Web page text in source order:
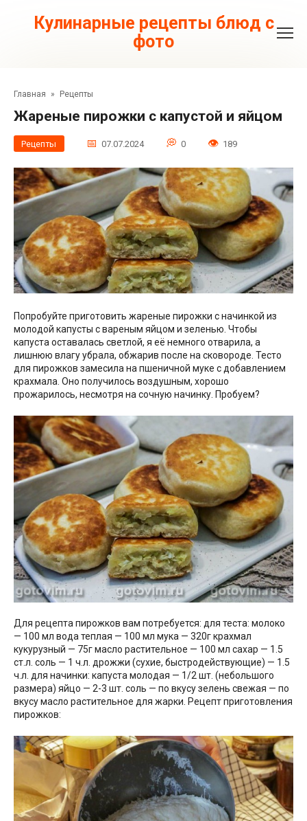
контентуКулинарные рецепты блюд с
фото
Главная » Рецепты
Жареные пирожки с капустой и яйцом
Рецепты 07.07.2024 0 189
Попробуйте приготовить жареные пирожки с начинкой из
молодой капусты с вареным яйцом и зеленью. Чтобы
капуста оставалась светлой, я её немного отварила, а
лишнюю влагу убрала, обжарив после на сковороде. Тесто
для пирожков замесила на пшеничной муке с добавлением
крахмала. Оно получилось воздушным, хорошо
прожарилось, несмотря на сочную начинку. Пробуем?
Для рецепта пирожков вам потребуется: для теста: молоко
— 100 мл вода теплая — 100 мл мука — 320г крахмал
кукурузный — 75г масло растительное — 100 мл сахар — 1.5
ст.л. соль — 1 ч.л. дрожжи (сухие, быстродействующие) — 1.5
ч.л. для начинки: капуста молодая — 1/2 шт. (небольшого
размера) яйцо — 2-3 шт. соль — по вкусу зелень свежая — по
вкусу масло растительное для жарки. Рецепт приготовления
пирожков: